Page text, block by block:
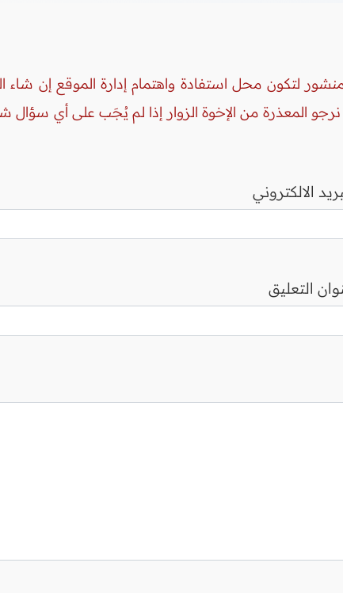
لتكون محل استفادة واهتمام إدارة الموقع إن شاء
المعذرة من الإخوة الزوار إذا لم يُجَب على أي
الالكتروني
التعليق